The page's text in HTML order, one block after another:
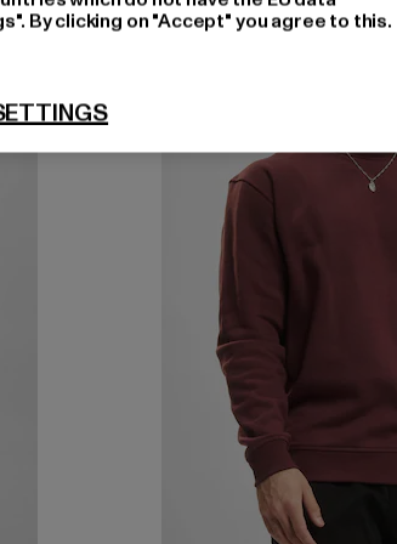
-26%
By clicking on "Accept" you agree to this.